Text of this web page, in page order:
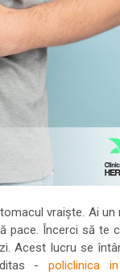
vraiște. Ai un
pace. Încerci să te
Acest lucru se
-policlinica